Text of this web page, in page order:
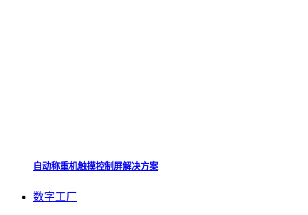
自动称重机触摸控制屏解决方案
数字工厂